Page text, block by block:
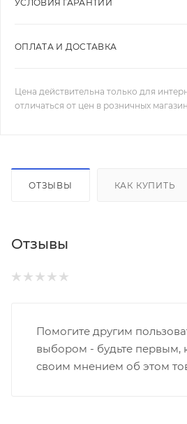
УСЛОВИЯ ГАРАНТИИ
ОПЛАТА И ДОСТАВКА
Цена действительна только для
отличаться от цен в розничных
ОТЗЫВЫ КАК КУПИТЬ
Отзывы
Помогите другим
выбором - будьте первым,
своим мнением об этом